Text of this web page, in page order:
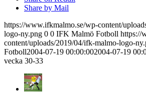
Share by Mail
https://www.ifkmalmo.se/wp-content/
logo-ny.png 0 0 IFK Malmö Fotboll https://
content/uploads/2019/04/ifk-malmo-logo-
Fotboll2004-07-19 00:00:002004-07-19
vecka 30-33